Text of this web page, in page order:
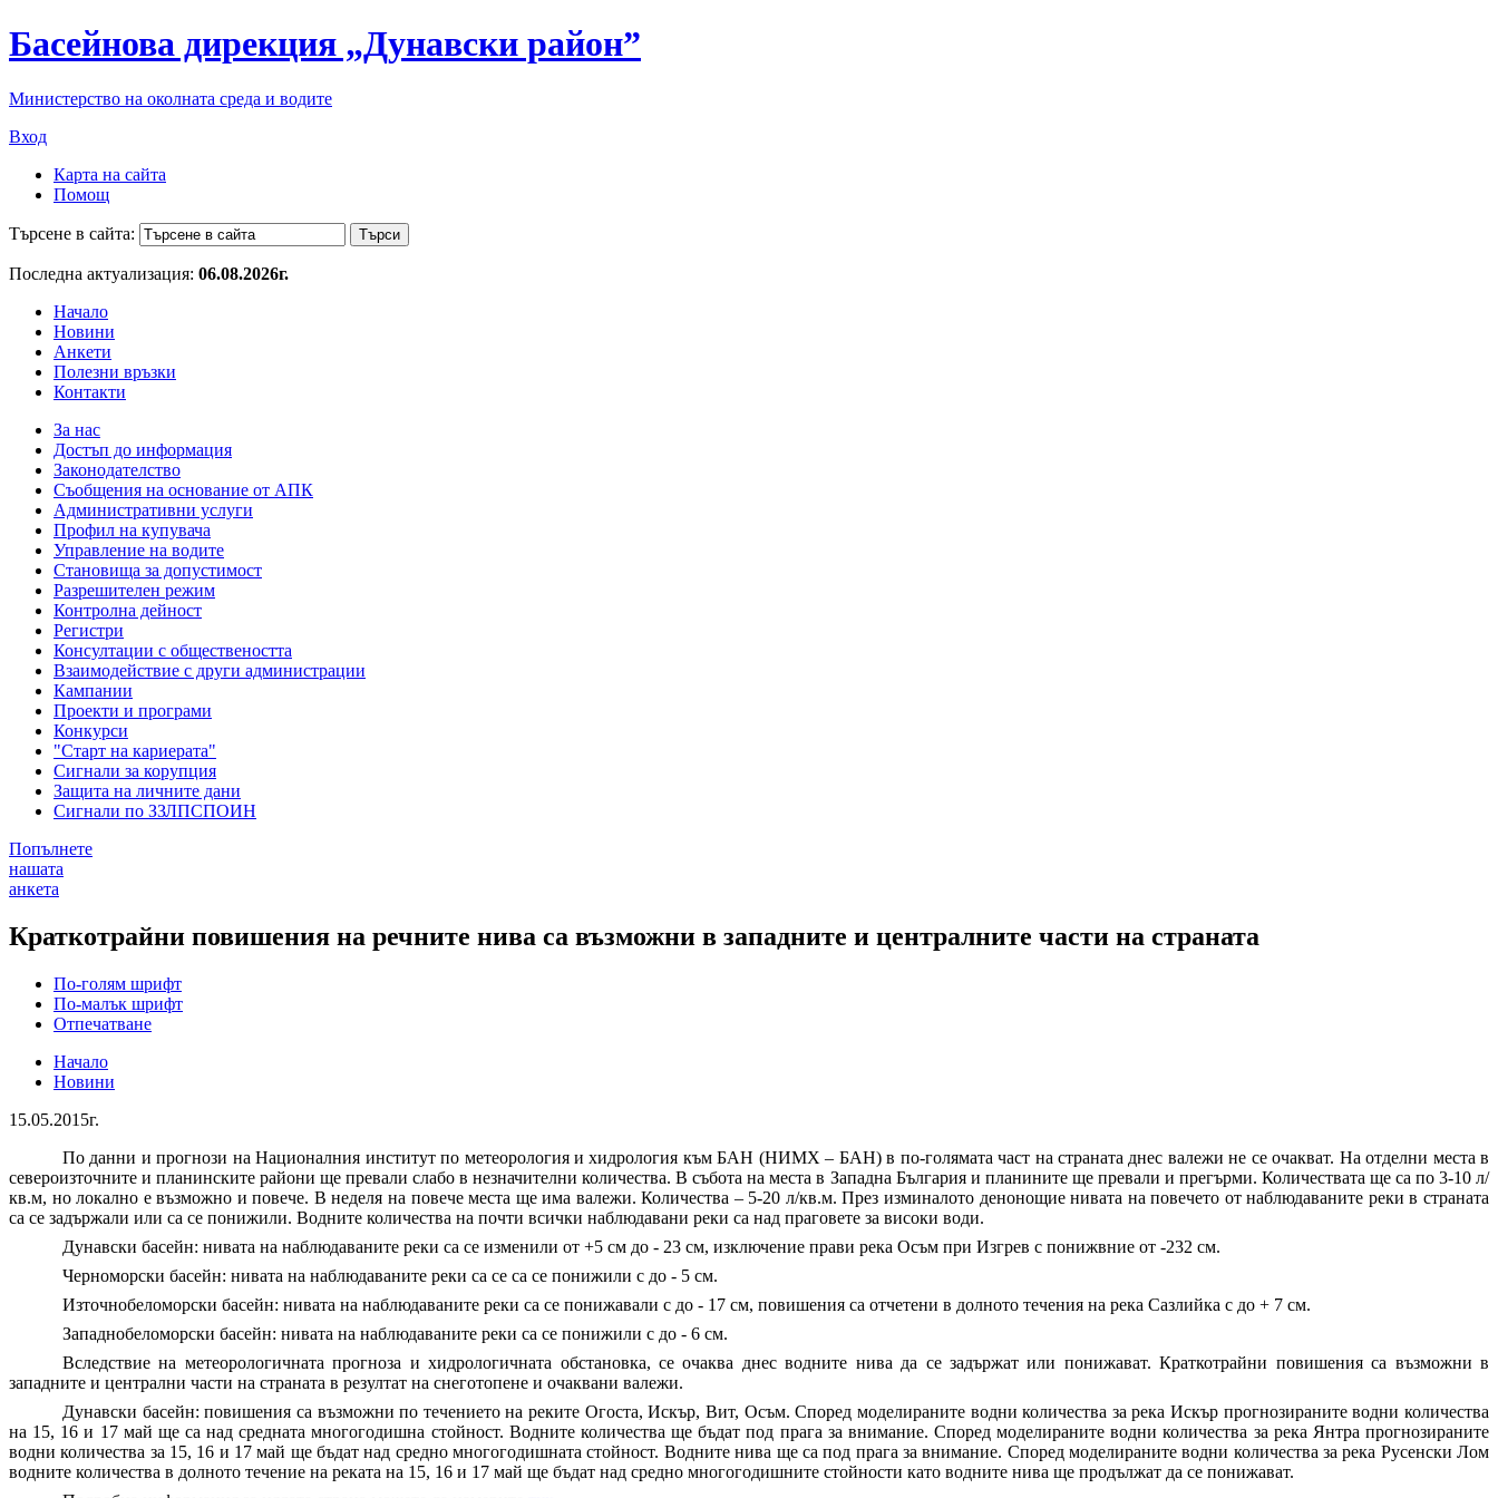
Басейнова дирекция „Дунавски район”
Министерство на околната среда и водите
Вход
Карта на сайта
Помощ
Търсене в сайта:
Последна актуализация: 06.08.2026г.
Начало
Новини
Анкети
Полезни връзки
Контакти
За нас
Достъп до информация
Законодателство
Съобщения на основание от АПК
Административни услуги
Профил на купувача
Управление на водите
Становища за допустимост
Разрешителен режим
Контролна дейност
Регистри
Консултации с обществеността
Взаимодействие с други администрации
Кампании
Проекти и програми
Конкурси
"Старт на кариерата"
Сигнали за корупция
Защита на личните дани
Сигнали по ЗЗЛПСПОИН
Попълнете
нашата
анкета
Краткотрайни повишения на речните нива са възможни в западните и централните части на страната
По-голям шрифт
По-малък шрифт
Отпечатване
Начало
Новини
15.05.2015г.
По данни и прогнози на Националния институт по метеорология и хидрология към БАН (НИМХ – БАН) в по-голямата част на страната днес валежи не се очакват. На отделни места в
североизточните и планинските райони ще превали слабо в незначителни количества. В събота на места в Западна България и планините ще превали и прегърми. Количествата ще са по 3-10 л/
кв.м, но локално е възможно и повече. В неделя на повече места ще има валежи. Количества – 5-20 л/кв.м. През изминалото денонощие нивата на повечето от наблюдаваните реки в страната
са се задържали или са се понижили. Водните количества на почти всички наблюдавани реки са над праговете за високи води.
Дунавски басейн: нивата на наблюдаваните реки са се изменили от +5 см до - 23 см, изключение прави река Осъм при Изгрев с понижвние от -232 см.
Черноморски басейн: нивата на наблюдаваните реки са се са се понижили с до - 5 см.
Източнобеломорски басейн: нивата на наблюдаваните реки са се понижавали с до - 17 см, повишения са отчетени в долното течения на река Сазлийка с до + 7 см.
Западнобеломорски басейн: нивата на наблюдаваните реки са се понижили с до - 6 см.
Вследствие на метеорологичната прогноза и хидрологичната обстановка, се очаква днес водните нива да се задържат или понижават. Краткотрайни повишения са възможни в
западните и централни части на страната в резултат на снеготопене и очаквани валежи.
Дунавски басейн: повишения са възможни по течението на реките Огоста, Искър, Вит, Осъм. Според моделираните водни количества за река Искър прогнозираните водни количества
на 15, 16 и 17 май ще са над средната многогодишна стойност. Водните количества ще бъдат под прага за внимание. Според моделираните водни количества за река Янтра прогнозираните
водни количества за 15, 16 и 17 май ще бъдат над средно многогодишната стойност. Водните нива ще са под прага за внимание. Според моделираните водни количества за река Русенски Лом
водните количества в долното течение на реката на 15, 16 и 17 май ще бъдат над средно многогодишните стойности като водните нива ще продължат да се понижават.